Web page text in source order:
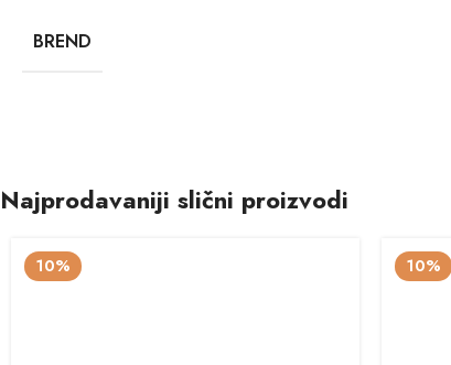
BREND
Najprodavaniji slični proizvodi
10% 10%